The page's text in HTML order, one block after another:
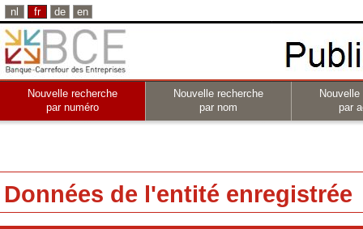
nl fr de en
Nouvelle recherche
par numéro
Nouvelle recherche
par nom
par
Données de l'entité enregistrée